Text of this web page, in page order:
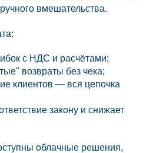
вмешательства.
с НДС и расчётами;
возвраты без чека;
клиентов — вся цепочка
закону и снижает
облачные решения,